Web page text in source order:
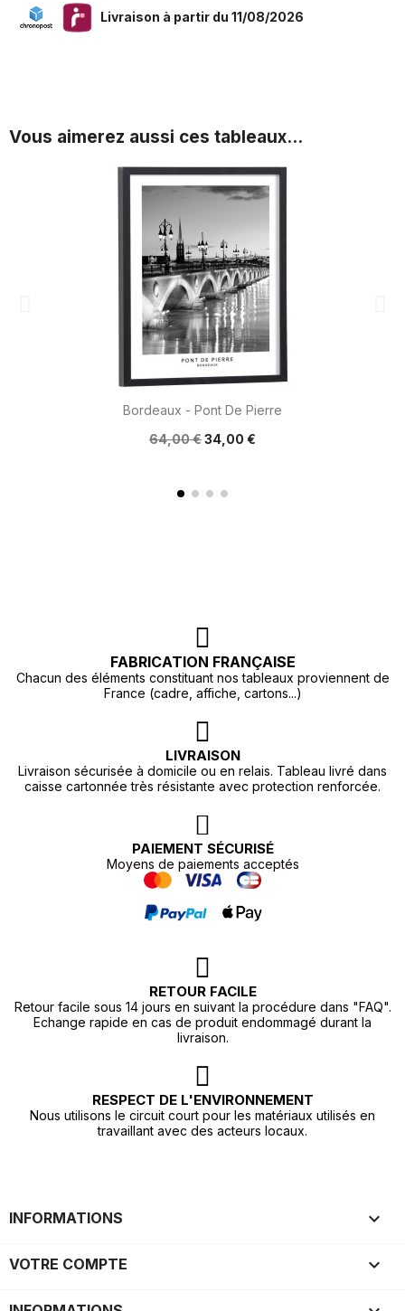
Livraison à partir du 11/08/2026
Vous aimerez aussi ces tableaux...
Bordeaux - Pont De Pierre
64,00 €34,00 €
FABRICATION FRANÇAISE
Chacun des éléments constituant nos tableaux proviennent de
France (cadre, affiche, cartons...)
LIVRAISON
Livraison sécurisée à domicile ou en relais. Tableau livré dans
caisse cartonnée très résistante avec protection renforcée.
PAIEMENT SÉCURISÉ
Moyens de paiements acceptés
RETOUR FACILE
Retour facile sous 14 jours en suivant la procédure dans "FAQ".
Echange rapide en cas de produit endommagé durant la
livraison.
RESPECT DE L'ENVIRONNEMENT
Nous utilisons le circuit court pour les matériaux utilisés en
travaillant avec des acteurs locaux.
INFORMATIONS 
VOTRE COMPTE 